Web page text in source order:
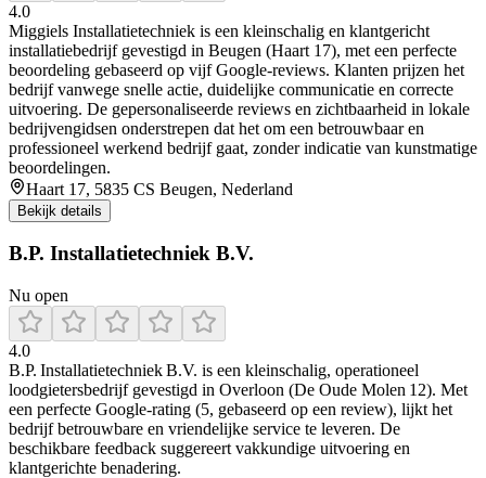
4.0
Miggiels Installatietechniek is een kleinschalig en klantgericht
installatiebedrijf gevestigd in Beugen (Haart 17), met een perfecte
beoordeling gebaseerd op vijf Google‑reviews. Klanten prijzen het
bedrijf vanwege snelle actie, duidelijke communicatie en correcte
uitvoering. De gepersonaliseerde reviews en zichtbaarheid in lokale
bedrijvengidsen onderstrepen dat het om een betrouwbaar en
professioneel werkend bedrijf gaat, zonder indicatie van kunstmatige
beoordelingen.
Haart 17, 5835 CS Beugen, Nederland
Bekijk details
B.P. Installatietechniek B.V.
Nu open
4.0
B.P. Installatietechniek B.V. is een kleinschalig, operationeel
loodgietersbedrijf gevestigd in Overloon (De Oude Molen 12). Met
een perfecte Google-rating (5, gebaseerd op een review), lijkt het
bedrijf betrouwbare en vriendelijke service te leveren. De
beschikbare feedback suggereert vakkundige uitvoering en
klantgerichte benadering.